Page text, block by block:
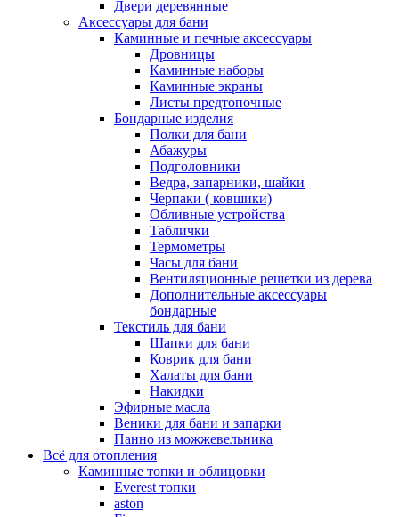
Двери деревянные
Аксессуары для бани
Каминные и печные аксессуары
Дровницы
Каминные наборы
Каминные экраны
Листы предтопочные
Бондарные изделия
Полки для бани
Абажуры
Подголовники
Ведра, запарники, шайки
Черпаки ( ковшики)
Обливные устройства
Таблички
Термометры
Часы для бани
Вентиляционные решетки из дерева
Дополнительные аксессуары
бондарные
Текстиль для бани
Шапки для бани
Коврик для бани
Халаты для бани
Накидки
Эфирные масла
Веники для бани и запарки
Панно из можжевельника
Всё для отопления
Каминные топки и облицовки
Everest топки
aston